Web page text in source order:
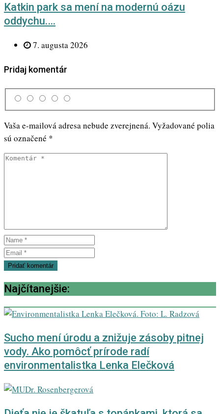
Katkin park sa mení na modernú oázu
oddychu.…
7. augusta 2026
Pridaj komentár
Vaša e-mailová adresa nebude zverejnená. Vyžadované polia
sú označené *
Najčítanejšie:
Sucho mení úrodu a znižuje zásoby pitnej
vody. Ako pomôcť prírode radí
environmentalistka Lenka Elečková